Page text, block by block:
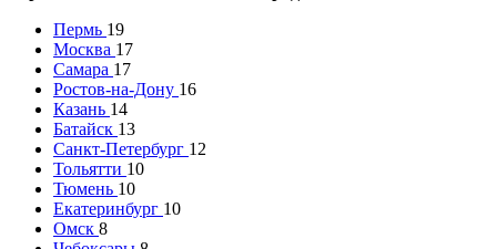
Пермь 19
Москва 17
Самара 17
Ростов-на-Дону 16
Казань 14
Батайск 13
Санкт-Петербург 12
Тольятти 10
Тюмень 10
Екатеринбург 10
Омск 8